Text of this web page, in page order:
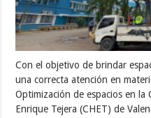
Con el objetivo de brindar
una correcta atención en
Optimización de espacios en
Enrique Tejera (CHET) de